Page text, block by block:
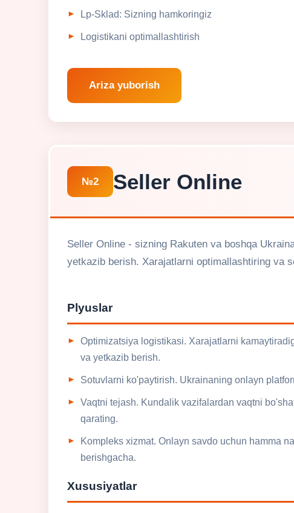
Lp-Sklad: Sizning hamkoringiz
Logistikani optimallashtirish
Ariza yuborish
№2 Seller Online
Seller Online - sizning Rakuten va boshqa
yetkazib berish. Xarajatlarni optimallashtiring va
Plyuslar
Optimizatsiya logistikasi. Xarajatlarni
va yetkazib berish.
Sotuvlarni ko'paytirish. Ukrainaning onlayn
Vaqtni tejash. Kundalik vazifalardan vaqtni
qarating.
Kompleks xizmat. Onlayn savdo uchun hamma
berishgacha.
Xususiyatlar